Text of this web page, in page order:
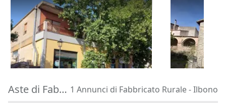
Asta Alloggio e lastrico solare in
edificio polifunzionale
Isili (Cagliari)
66.960 €
30/10/2026
Asta
pertinenze
Silius
66.938 €
30/10/2026
Aste di Fabbricato Rurale Ilbono 1 Annunci di Fabbricato Rurale - Ilbono